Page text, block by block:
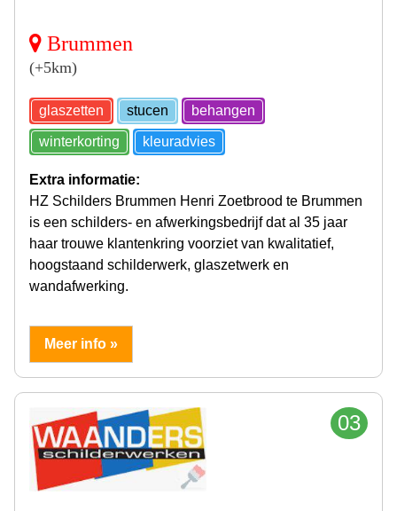
Brummen
(+5km)
glaszetten stucen behangen
winterkorting kleuradvies
Extra informatie:
HZ Schilders Brummen Henri Zoetbrood te Brummen
is een schilders- en afwerkingsbedrijf dat al 35 jaar
haar trouwe klantenkring voorziet van kwalitatief,
hoogstaand schilderwerk, glaszetwerk en
wandafwerking.
Meer info »
03